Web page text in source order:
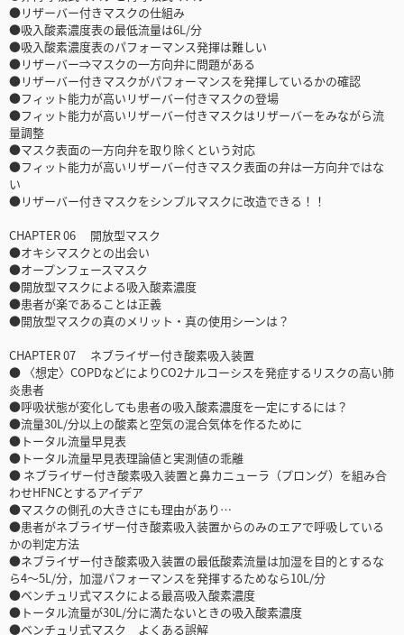
●リザーバー付きマスクの仕組み
●吸入酸素濃度表の最低流量は6L/分
●吸入酸素濃度表のパフォーマンス発揮は難しい
●リザーバー⇒マスクの一方向弁に問題がある
●リザーバー付きマスクがパフォーマンスを発揮しているかの確認
●フィット能力が高いリザーバー付きマスクの登場
●フィット能力が高いリザーバー付きマスクはリザーバーをみながら流
量調整
●マスク表面の一方向弁を取り除くという対応
●フィット能力が高いリザーバー付きマスク表面の弁は一方向弁ではな
い
●リザーバー付きマスクをシンプルマスクに改造できる！！
CHAPTER 06 開放型マスク
●オキシマスクとの出会い
●オープンフェースマスク
●開放型マスクによる吸入酸素濃度
●患者が楽であることは正義
●開放型マスクの真のメリット・真の使用シーンは？
CHAPTER 07 ネブライザー付き酸素吸入装置
● 〈想定〉COPDなどによりCO2ナルコーシスを発症するリスクの高い肺
炎患者
●呼吸状態が変化しても患者の吸入酸素濃度を一定にするには？
●流量30L/分以上の酸素と空気の混合気体を作るために
●トータル流量早見表
●トータル流量早見表理論値と実測値の乖離
● ネブライザー付き酸素吸入装置と鼻カニューラ（プロング）を組み合
わせHFNCとするアイデア
●マスクの側孔の大きさにも理由があり…
●患者がネブライザー付き酸素吸入装置からのみのエアで呼吸している
かの判定方法
●ネブライザー付き酸素吸入装置の最低酸素流量は加湿を目的とするな
ら4～5L/分，加湿パフォーマンスを発揮するためなら10L/分
●ベンチュリ式マスクによる最高吸入酸素濃度
●トータル流量が30L/分に満たないときの吸入酸素濃度
●ベンチュリ式マスク よくある誤解